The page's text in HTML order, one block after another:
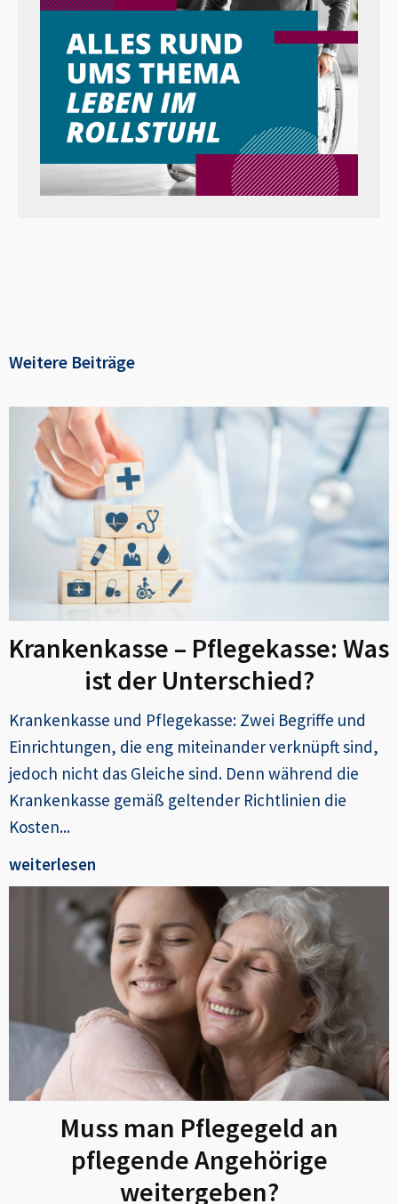
Weitere Beiträge
Krankenkasse – Pflegekasse: Was
ist der Unterschied?
Krankenkasse und Pflegekasse: Zwei Begriffe und
Einrichtungen, die eng miteinander verknüpft sind,
jedoch nicht das Gleiche sind. Denn während die
Krankenkasse gemäß geltender Richtlinien die
Kosten...
weiterlesen
Muss man Pflegegeld an
pflegende Angehörige
weitergeben?